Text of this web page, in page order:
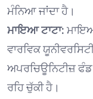
ਮੰਨਿਆ ਜਾਂਦਾ ਹੈ।
ਮਾਇਆ ਟਾਟਾ:
ਵਾਰਵਿਕ
ਅਪਰਚਿਊਨਿਟੀਜ਼
ਰਹਿ ਚੁੱਕੀ ਹੈ।